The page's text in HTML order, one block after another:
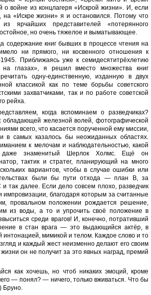
о войне из концлагеря «Искрой жизни». И, если
«Искре жизни» я и остановился. Потому что
ярчайших представителей «потерянного
но очень тяжелое и выматывающее.
содержание книг бывших в процессе чтения на
ни прямого, ни косвенного отношения к
Приближаясь уже к семидесятитрёхлетию
на глазах», я решил вместо множества книг
одну-единственную, изданную в двух
классикой как по теме борьбы советского
захватчиками, так и по работе советской
рейха.
когда вспоминаем о разведчиках?
обладающей железной волей, фотографической
всего, что касается порученной ему миссии,
в самых казалось бы неожиданных областях.
к мелочам и наблюдательностью, какой
даже знаменитый Шерлок Холмс. Ещё он
тактик и стратег, планирующий на много
вариантов, чтобы в случае ошибки или
были бы пути отхода — план B, за
так далее. Если дело совсем плохо, разведчик
благодаря которым за считанные
провальном положении рождается решение,
из воды, а то и упрочить своё положение в
среди врагов! И, конечно, потративший
в стан врага — это выдающийся актёр, в
мимикой и телом. Каждое слово и то
и каждый жест неизменно делают его своим
он не получит за это явных наград, премий
как хочешь, но чтоб никаких эмоций, кроме
— понял? — ничего, только вживаться. Что бы
Бруно.